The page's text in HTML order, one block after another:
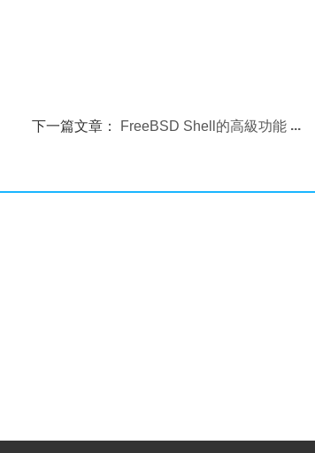
下一篇文章： FreeBSD Shell的高級功能